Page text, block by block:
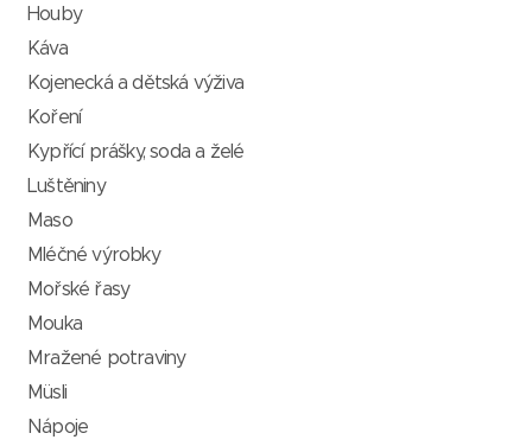
Houby
Káva
Kojenecká a dětská výživa
Koření
Kypřící prášky, soda a želé
Luštěniny
Maso
Mléčné výrobky
Mořské řasy
Mouka
Mražené potraviny
Müsli
Nápoje